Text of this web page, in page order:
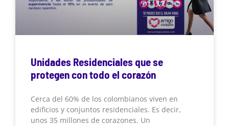
Unidades Residenciales que se
protegen con todo el corazón
Cerca del 60% de los colombianos viven en
edificios y conjuntos residenciales. Es decir,
unos 35 millones de corazones. Un